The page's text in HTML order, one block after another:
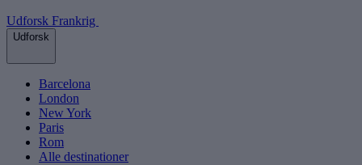
Udforsk Frankrig
Udforsk
Barcelona
London
New York
Paris
Rom
Alle destinationer